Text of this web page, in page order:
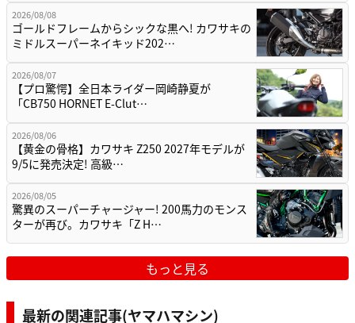
2026/08/08
ゴールドフレームからシックな黒へ! カワサキの
ミドルスーパーネイキッド202…
2026/08/07
【プロ驚愕】全日本ライダー岡崎静夏が
「CB750 HORNET E-Clut…
2026/08/06
【黄金の骨格】カワサキ Z250 2027年モデルが
9/5に発売決定! 高級…
2026/08/05
驚異のスーパーチャージャー! 200馬力のモンス
ターが再び。カワサキ「Z H…
もっと見る
最新の関連記事(ヤマハマシン)